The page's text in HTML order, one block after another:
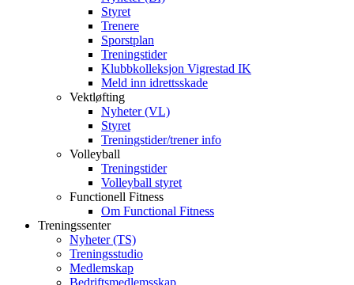
Styret
Trenere
Sporstplan
Treningstider
Klubbkolleksjon Vigrestad IK
Meld inn idrettsskade
Vektløfting
Nyheter (VL)
Styret
Treningstider/trener info
Volleyball
Treningstider
Volleyball styret
Functionell Fitness
Om Functional Fitness
Treningssenter
Nyheter (TS)
Treningsstudio
Medlemskap
Bedriftsmedlemsskap